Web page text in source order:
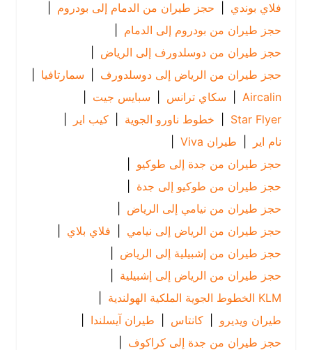
فلاي بوندي | حجز طيران من الدمام إلى بودروم |
حجز طيران من بودروم إلى الدمام
|
حجز طيران من دوسلدورف إلى الرياض
|
حجز طيران من الرياض إلى دوسلدورف | سمارتافيا
|
Aircalin
| سكاي ترانس | سبايس جيت
|
Star Flyer
| خطوط ناورو الجوية | كيب اير |
| طيران Viva
|
حجز طيران من جدة إلى طوكيو |
حجز طيران من طوكيو إلى جدة
حجز طيران من نيامي إلى الرياض
|
حجز طيران من الرياض إلى نيامي | فلاي بلاي
حجز طيران من إشبيلية إلى الرياض
|
حجز طيران من الرياض إلى إشبيلية |
|
طيران ويديرو
| كانتاس | طيران آيسلندا |
حجز طيران من جدة إلى كراكوف |